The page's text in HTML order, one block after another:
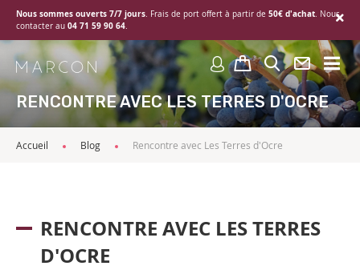
Nous sommes ouverts 7/7 jours. Frais de port offert à partir de 50€ d'achat. Nous
contacter au 04 71 59 90 64.
RENCONTRE AVEC LES TERRES D'OCRE
Accueil Blog Rencontre avec Les Terres d'Ocre
RENCONTRE AVEC LES TERRES
D'OCRE